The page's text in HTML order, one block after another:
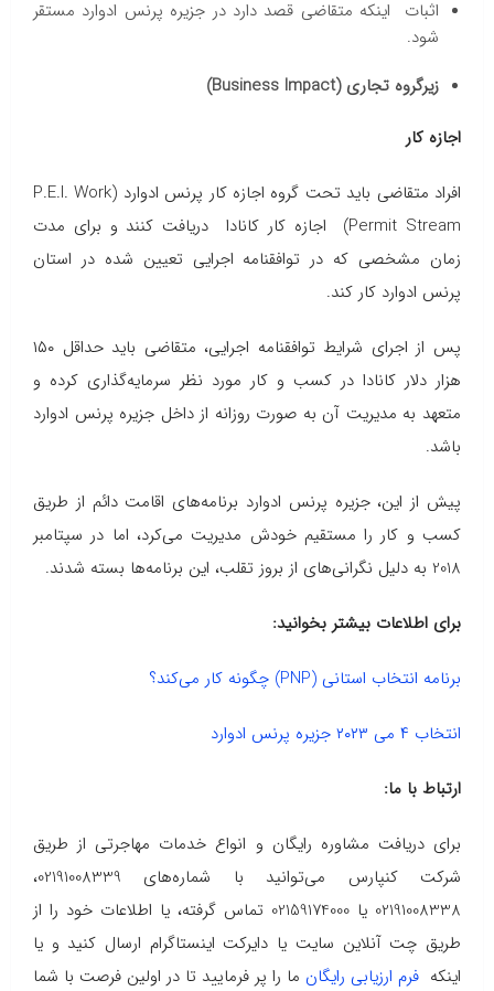
اثبات اینکه متقاضی قصد دارد در جزیره پرنس ادوارد مستقر
شود.
زیرگروه تجاری (Business Impact)
اجازه کار
افراد متقاضی باید تحت گروه اجازه کار پرنس ادوارد (P.E.I. Work
Permit Stream) اجازه کار کانادا دریافت کنند و برای مدت
زمان مشخصی که در توافقنامه اجرایی تعیین شده در استان
پرنس ادوارد کار کند.
پس از اجرای شرایط توافقنامه اجرایی، متقاضی باید حداقل ۱۵۰
هزار دلار کانادا در کسب و کار مورد نظر سرمایه‌گذاری کرده و
متعهد به مدیریت آن به صورت روزانه از داخل جزیره پرنس ادوارد
باشد.
پیش از این، جزیره پرنس ادوارد برنامه‌های اقامت دائم از طریق
کسب و کار را مستقیم خودش مدیریت می‌کرد، اما در سپتامبر
2018 به دلیل نگرانی‌های از بروز تقلب، این برنامه‌ها بسته شدند.
برای اطلاعات بیشتر بخوانید:
برنامه انتخاب استانی (PNP) چگونه کار می‌کند؟
انتخاب ۴ می ۲۰۲۳ جزیره پرنس ادوارد
ارتباط با ما:
برای دریافت مشاوره رایگان و انواع خدمات مهاجرتی از طریق
شرکت کنپارس می‌توانید با شماره‌های 02191008339،
02191008338 یا 02159174000 تماس گرفته، یا اطلاعات خود را از
طریق چت آنلاین سایت یا دایرکت اینستاگرام ارسال کنید و یا
اینکه فرم ارزیابی رایگان ما را پر فرمایید تا در اولین فرصت با شما